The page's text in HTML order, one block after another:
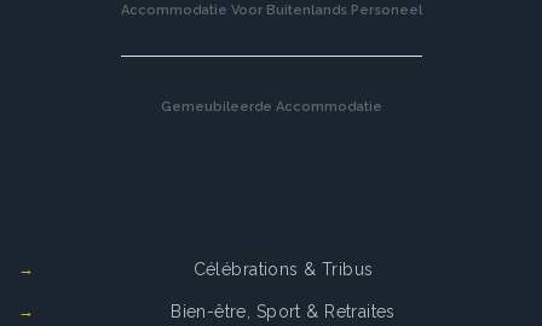
Accommodatie Voor Buitenlands Personeel
Gemeubileerde Accommodatie
Célébrations & Tribus
Bien-être, Sport & Retraites